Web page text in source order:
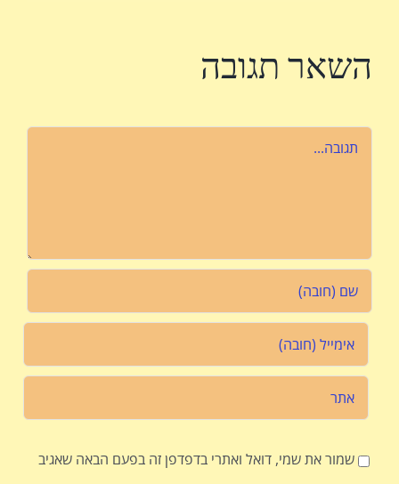
השאר תגובה
שמור את שמי, דואל ואתרי בדפדפן זה בפעם הבאה שאגיב